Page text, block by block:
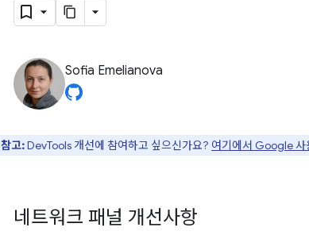
Sofia Emelianova
참고:DevTools 개선에 참여하고 싶으신가요? 여기에서 Google 사
네트워크 패널 개선사항